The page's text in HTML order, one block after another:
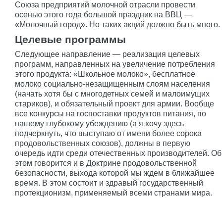
Союза предприятий молочной отрасли провести
осенью этого года большой праздник на ВВЦ —
«Молочный город». Но таких акций должно быть много.
Целевые программы
Следующее направление — реализация целевых
программ, направленных на увеличение потребления
этого продукта: «Школьное молоко», бесплатное
молоко социально-незащищенным слоям населения
(начать хотя бы с многодетных семей и малоимущих
стариков), и обязательный проект для армии. Вообще
все конкурсы на госпоставки продуктов питания, по
нашему глубокому убеждению (а я хочу здесь
подчеркнуть, что выступаю от имени более сорока
продовольственных союзов), должны в первую
очередь идти среди отечественных производителей. Об
этом говорится и в Доктрине продовольственной
безопасности, выхода которой мы ждем в ближайшее
время. В этом состоит и здравый государственный
протекционизм, применяемый всеми странами мира.